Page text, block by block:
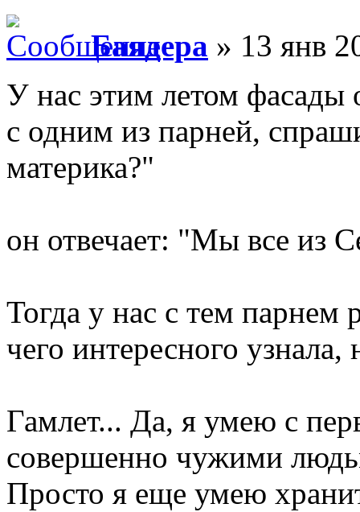
Баядера » 13 янв
У нас этим летом фасады
с одним из парней,
материка?"
он отвечает: "Мы все из
Тогда у нас с тем парнем
чего интересного
Гамлет... Да, я умею с
совершенно чужими
Просто я еще умею